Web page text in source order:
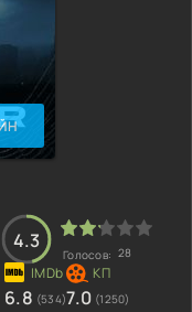
4.3
Голосов: 28
6.8 (534)7.0 (1250)